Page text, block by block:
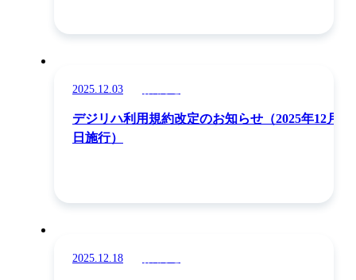
2025.12.03
デジリハ利用規約改定のお知らせ（2025年12月25
日施行）
2025.12.18